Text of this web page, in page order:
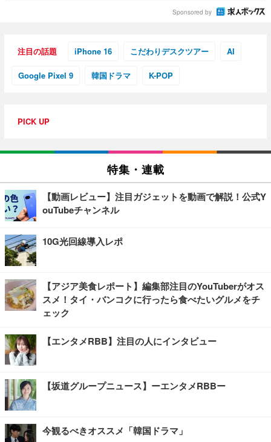
Sponsored by
注目の話題 iPhone 16 こだわりデスクツアー AI
Google Pixel 9 韓国ドラマ K-POP
PICK UP
特集・連載
【動画レビュー】注目ガジェットを動画で解説！公式Y
ouTubeチャンネル
10G光回線導入レポ
【アジア美食レポート】編集部注目のYouTuberがオス
スメ！タイ・バンコクに行ったら食べたいグルメをチ
ェック
【エンタメRBB】注目の人にインタビュー
【坂道グループニュース】ーエンタメRBBー
今観るべきオススメ「韓国ドラマ」